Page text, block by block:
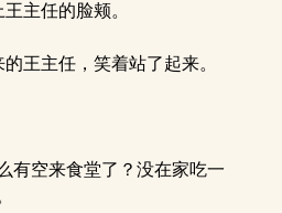
主任的脸颊。
王主任，笑着站了起来。
有空来食堂了？没在家吃一